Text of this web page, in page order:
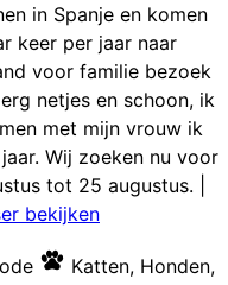
in Spanje en komen
keer per jaar naar
voor familie bezoek
netjes en schoon, ik
met mijn vrouw ik
Wij zoeken nu voor
tot 25 augustus.
bekijken
Katten, Honden,